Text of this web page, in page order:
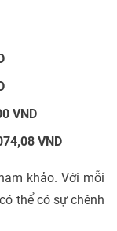
VND
VND
khảo. Với mỗi
thể có sự chênh